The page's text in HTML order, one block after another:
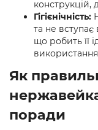
конструкцій,
Гігієнічність:
та не
що робить її
Як
поради